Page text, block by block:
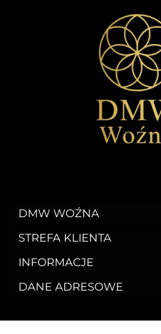
DMW WOŹNA
STREFA KLIENTA
INFORMACJE
DANE ADRESOWE